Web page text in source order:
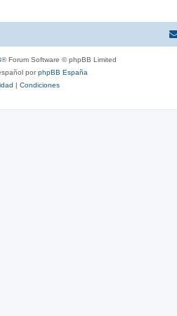
® Forum Software © phpBB Limited
porphpBB España
| Condiciones